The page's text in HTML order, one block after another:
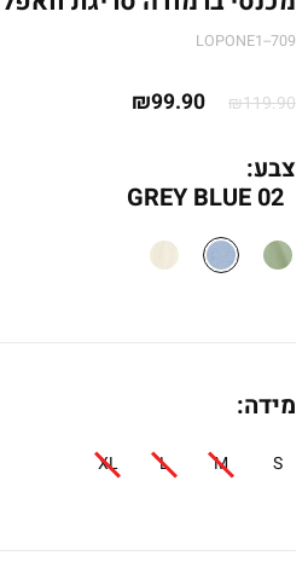
LOPONE1--709
₪119.90
המחיר
₪119.90.
₪99.90
₪99.90.
צבע:
GREY BLUE 02
מידה:
S
M
L
XL